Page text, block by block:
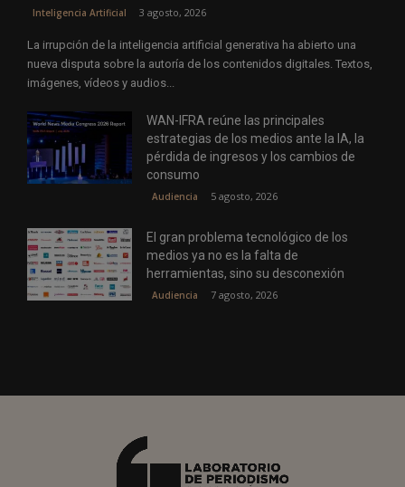
Inteligencia Artificial 3 agosto, 2026
La irrupción de la inteligencia artificial generativa ha abierto una
nueva disputa sobre la autoría de los contenidos digitales. Textos,
imágenes, vídeos y audios...
WAN-IFRA reúne las principales
estrategias de los medios ante la IA, la
pérdida de ingresos y los cambios de
consumo
Audiencia 5 agosto, 2026
El gran problema tecnológico de los
medios ya no es la falta de
herramientas, sino su desconexión
Audiencia 7 agosto, 2026